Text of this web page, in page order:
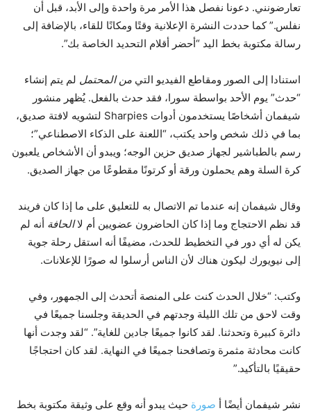
تعارضونني. دعونا نفصل هذا الأمر مرة واحدة وإلى الأبد، قبل أن
نفلس.” كما حددت النشرة الإعلانية وقتًا ومكانًا للقاء، بالإضافة إلى
رسالة مكتوبة بخط اليد “أحضر أقلام التحديد الخاصة بك”.
استنادا إلى الصور ومقاطع الفيديو التي من المحتمل لم يتم إنشاء
“حدث” يوم الأحد بواسطة سورا، فقد حدث بالفعل. يُظهر منشور
شيفمان أشخاصًا يستخدمون أدوات Sharpies لتشويه لافتة صديق،
بما في ذلك شخص واحد يكتب، “اللعنة على الذكاء الاصطناعي”؛
رسم بالطباشير لجهاز صديق حزين الوجه؛ ويبدو أن الأشخاص يلعبون
كرة السلة وهم يحملون ورقة أو كرتونًا مقطوعًا من جهاز الصديق.
وقال شيفمان إنه عندما تم الاتصال به للتعليق على ما إذا كان فريند
قد نظم الاحتجاج وما إذا كان الحاضرون عضويين أم لاالحافة أنه لم
يكن له أي دور في التخطيط للحدث، مضيفًا أنه استقل رحلة جوية
إلى نيويورك ليكون هناك لأن الناس أرسلوا له صورًا للإعلانات.
وكتب: “خلال الحدث كنت على المنصة أتحدث إلى الجمهور، وفي
وقت لاحق من تلك الليلة وجدتهم في الحديقة وجلسنا جميعًا في
دائرة كبيرة وتحدثنا. لقد كانوا جميعًا جادين للغاية”. “لقد وجدت أنها
كانت محادثة مثمرة وتصافحنا جميعًا في النهاية. لقد كان احتجاجًا
حقيقيًا بالتأكيد.”
نشر شيفمان أيضًا أ صورة حيث يبدو أنه وقع على وثيقة مكتوبة بخط